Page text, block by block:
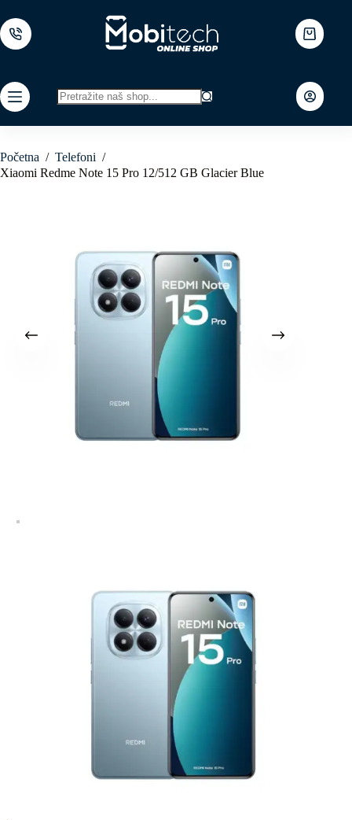
to
content
Shopping
cart
results
Početna / Telefoni /
Xiaomi Redme Note 15 Pro 12/512 GB Glacier Blue